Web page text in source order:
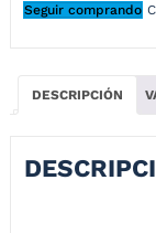
Seguir comprando
DESCRIPCIÓN